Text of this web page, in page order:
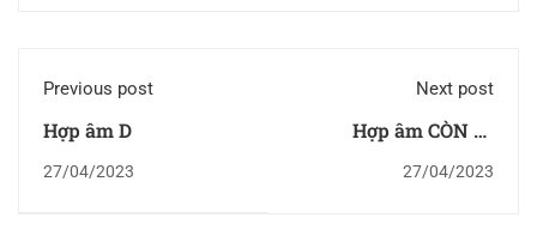
Previous post
Hợp âm D
27/04/2023
Next post
Hợp âm CÒN GÌ
27/04/2023